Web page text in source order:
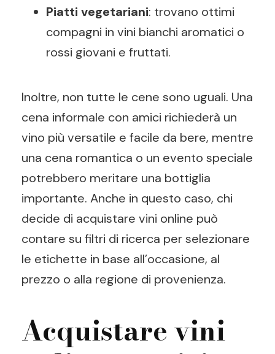
Piatti vegetariani: trovano ottimi
compagni in vini bianchi aromatici o
rossi giovani e fruttati.
Inoltre, non tutte le cene sono uguali. Una
cena informale con amici richiederà un
vino più versatile e facile da bere, mentre
una cena romantica o un evento speciale
potrebbero meritare una bottiglia
importante. Anche in questo caso, chi
decide di acquistare vini online può
contare su filtri di ricerca per selezionare
le etichette in base all’occasione, al
prezzo o alla regione di provenienza.
Acquistare vini